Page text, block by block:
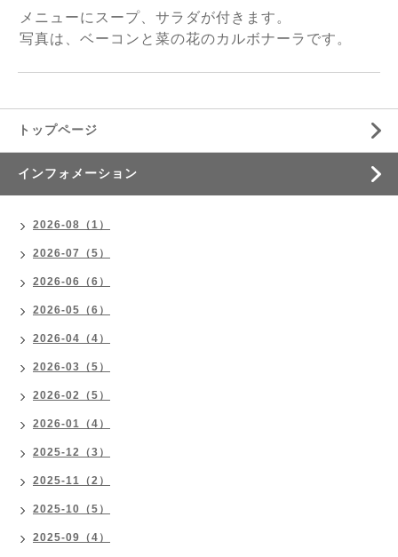
メニューにスープ、サラダが付きます。
写真は、 ベーコンと菜の花のカルボナーラです。
トップページ
インフォメーション
2026-08（1）
2026-07（5）
2026-06（6）
2026-05（6）
2026-04（4）
2026-03（5）
2026-02（5）
2026-01（4）
2025-12（3）
2025-11（2）
2025-10（5）
2025-09（4）